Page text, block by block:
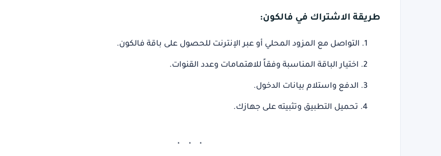
طريقة الاشتراك في فالكون:
التواصل مع المزود المحلي أو عبر الإنترنت للحصول على باقة فالكون.
اختيار الباقة المناسبة وفقاً للاهتمامات وعدد القنوات.
الدفع واستلام بيانات الدخول.
تحميل التطبيق وتثبيته على جهازك.